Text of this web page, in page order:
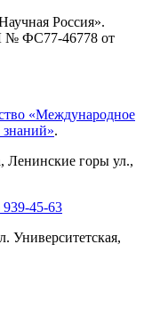
Россия».
№ ФС77-46778 от
«Международное
знаний».
, Ленинские горы ул.,
45-63
Университетская,